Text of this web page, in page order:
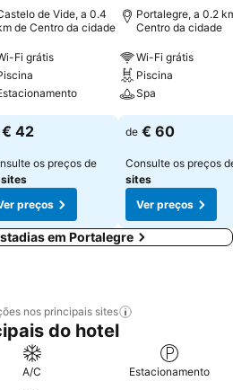
de Vide, a 0.4
de Centro da cidade
Fi grátis
€ 42
os preços de
sites
preços
Portalegre, a 0.2
Centro da cidade
Wi-Fi grátis
Piscina
Spa
de € 60
Consulte os preços
sites
Ver preços
em Portalegre
nos principais sites
do hotel
A/C Estacionamento